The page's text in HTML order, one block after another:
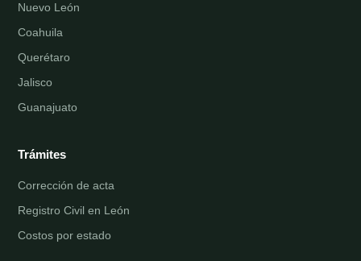
Nuevo León
Coahuila
Querétaro
Jalisco
Guanajuato
Trámites
Corrección de acta
Registro Civil en León
Costos por estado